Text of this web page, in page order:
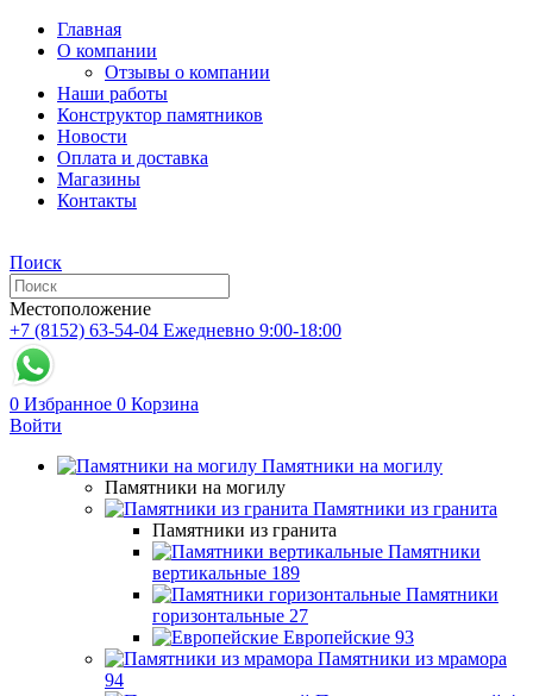
Главная
О компании
Отзывы о компании
Наши работы
Конструктор памятников
Новости
Оплата и доставка
Магазины
Контакты
Поиск
Местоположение
+7 (8152) 63-54-04 Ежедневно 9:00-18:00
0 Избранное 0 Корзина
Войти
Памятники на могилу
Памятники на могилу
Памятники из гранита
Памятники из гранита
Памятники
вертикальные 189
Памятники
горизонтальные 27
Европейские 93
Памятники из мрамора
94